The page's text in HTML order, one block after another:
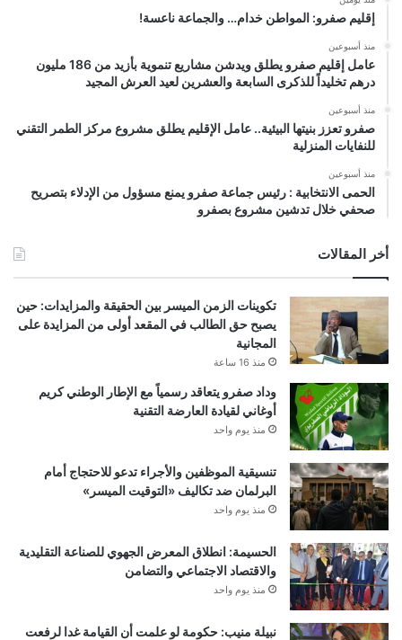
إقليم صفرو: المواطن خدام… والجماعة ناعسة!
منذ أسبوعين
عامل إقليم صفرو يطلق ويدشن مشاريع تنموية بأزيد من 186 مليون
درهم تخليداً للذكرى السابعة والعشرين لعيد العرش المجيد
منذ أسبوعين
صفرو تعزز بنيتها البيئية.. عامل الإقليم يطلق مشروع مركز الطمر التقني
للنفايات المنزلية
منذ أسبوعين
الحمى الانتخابية : رئيس جماعة صفرو يمنع مسؤول من الإدلاء بتصريح
صحفي خلال تدشين مشروع بصفرو
أخر المقالات
تكوينات الزمن الميسر بين الحقيقة والمزايدات: حين
يصبح حق الطالب في المقعد أولى من المزايدة على
المجانية
منذ 16 ساعة
وداد صفرو يتعاقد رسمياً مع الإطار الوطني كريم
أوغاني لقيادة العارضة التقنية
منذ يوم واحد
تنسيقية الموظفين والأجراء تدعو للاحتجاج أمام
البرلمان ضد تكاليف «التوقيت الميسر»
منذ يوم واحد
الحسيمة: انطلاق المعرض الجهوي للصناعة التقليدية
والاقتصاد الاجتماعي والتضامن
منذ يوم واحد
نبيلة منيب: حكومة لو علمت أن القيامة غدا لرفعت